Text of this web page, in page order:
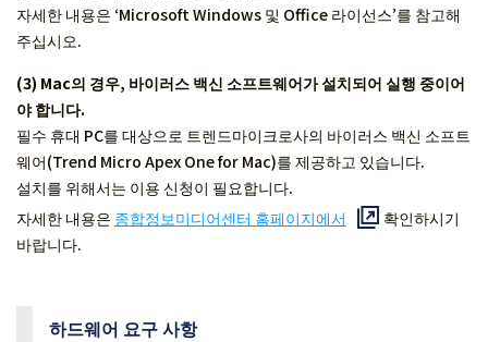
자세한 내용은 ‘Microsoft Windows 및 Office 라이선스’를 참고해
주십시오.
(3) Mac의 경우, 바이러스 백신 소프트웨어가 설치되어 실행 중이어
야 합니다.
필수 휴대 PC를 대상으로 트렌드마이크로사의 바이러스 백신 소프트
웨어(Trend Micro Apex One for Mac)를 제공하고 있습니다.
설치를 위해서는 이용 신청이 필요합니다.
자세한 내용은 종합정보미디어센터 홈페이지에서
확인하시기
바랍니다.
하드웨어 요구 사항